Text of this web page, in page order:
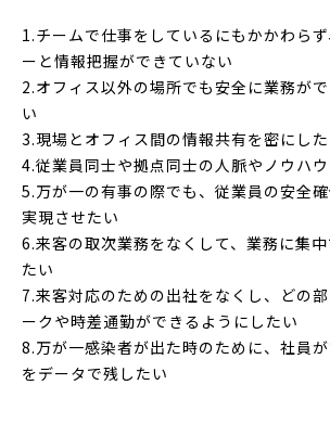
1.チームで仕事をしているにもかかわら
ーと情報把握ができていない
2.オフィス以外の場所でも安全に業務が
い
3.現場とオフィス間の情報共有を密にし
4.従業員同士や拠点同士の人脈やノウハ
5.万が一の有事の際でも、従業員の安全
実現させたい
6.来客の取次業務をなくして、業務に集
たい
7.来客対応のための出社をなくし、どの
ークや時差通勤ができるようにしたい
8.万が一感染者が出た時のために、社員
をデータで残したい